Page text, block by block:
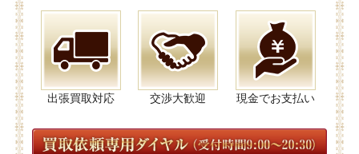
出張買取対応 交渉大歓迎 現金でお支払い